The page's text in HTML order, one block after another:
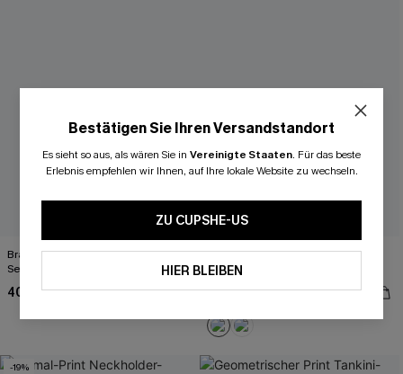
Braunes Neckholder-Triangel-Bikini-
Set
40,00 €44,00 €
Blaues Farbblock Bikini-Set mit
tiefem Ausschnitt
48,00 €
-19%
Bestätigen Sie Ihren Versandstandort
Es sieht so aus, als wären Sie in Vereinigte Staaten. Für das beste
Erlebnis empfehlen wir Ihnen, auf Ihre lokale Website zu wechseln.
ZU CUPSHE-US
HIER BLEIBEN